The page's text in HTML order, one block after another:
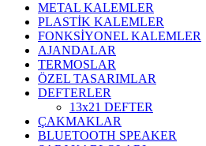
METAL KALEMLER
PLASTİK KALEMLER
FONKSİYONEL KALEMLER
AJANDALAR
TERMOSLAR
ÖZEL TASARIMLAR
DEFTERLER
13x21 DEFTER
ÇAKMAKLAR
BLUETOOTH SPEAKER